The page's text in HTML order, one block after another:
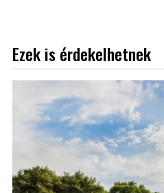
Ezek is érdekelhetnek